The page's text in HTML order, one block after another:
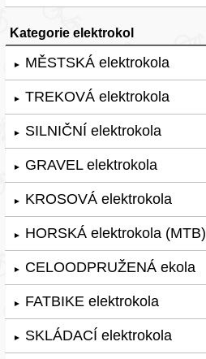
Kategorie elektrokol
► MĚSTSKÁ elektrokola
► TREKOVÁ elektrokola
► SILNIČNÍ elektrokola
► GRAVEL elektrokola
► KROSOVÁ elektrokola
► HORSKÁ elektrokola (MTB)
► CELOODPRUŽENÁ ekola
► FATBIKE elektrokola
► SKLÁDACÍ elektrokola